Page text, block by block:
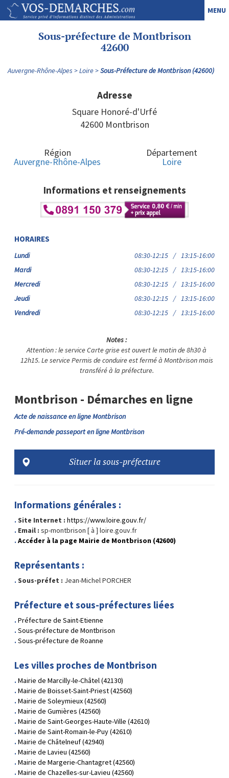
MENU
Sous-préfecture de Montbrison
42600
Auvergne-Rhône-Alpes Loire Sous-Préfecture de Montbrison (42600)
Adresse
Square Honoré-d'Urfé
42600 Montbrison
Région
Auvergne-Rhône-Alpes
Département
Loire
Informations et renseignements
HORAIRES
Lundi 08:30-12:15 / 13:15-16:00
Mardi
08:30-12:15 / 13:15-16:00
Mercredi
08:30-12:15 / 13:15-16:00
Jeudi
08:30-12:15 / 13:15-16:00
Vendredi
08:30-12:15 / 13:15-16:00
Notes :
Attention : le service Carte grise est ouvert le matin de 8h30 à
12h15. Le service Permis de conduire est fermé à Montbrison mais
transféré à la préfecture.
Montbrison - Démarches en ligne
Acte de naissance en ligne Montbrison
Pré-demande passeport en ligne Montbrison
Situer la sous-préfecture
Informations générales :
Site Internet : https://www.loire.gouv.fr/
Email : sp-montbrison [ à ] loire.gouv.fr
Accéder à la page Mairie de Montbrison (42600)
Représentants :
Sous-préfet : Jean-Michel PORCHER
Préfecture et sous-préfectures liées
Préfecture de Saint-Etienne
Sous-préfecture de Montbrison
Sous-préfecture de Roanne
Les villes proches de Montbrison
Mairie de Marcilly-le-Châtel (42130)
Mairie de Boisset-Saint-Priest (42560)
Mairie de Soleymieux (42560)
Mairie de Gumières (42560)
Mairie de Saint-Georges-Haute-Ville (42610)
Mairie de Saint-Romain-le-Puy (42610)
Mairie de Châtelneuf (42940)
Mairie de Lavieu (42560)
Mairie de Margerie-Chantagret (42560)
Mairie de Chazelles-sur-Lavieu (42560)